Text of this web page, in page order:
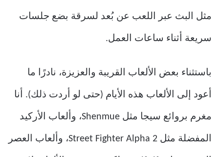
مثل البث عبر اللعب عن بُعد لسرقة بضع جلسات
سريعة أثناء ساعات العمل.
باستثناء بعض الألعاب القريبة والعزيزة، نادرًا ما
أعود إلى الألعاب هذه الأيام (حتى لو أردت ذلك). أنا
مغرم بروائع سيجا مثل Shenmue، وألعاب الأركيد
المفضلة مثل Street Fighter Alpha 2، وألعاب العصر